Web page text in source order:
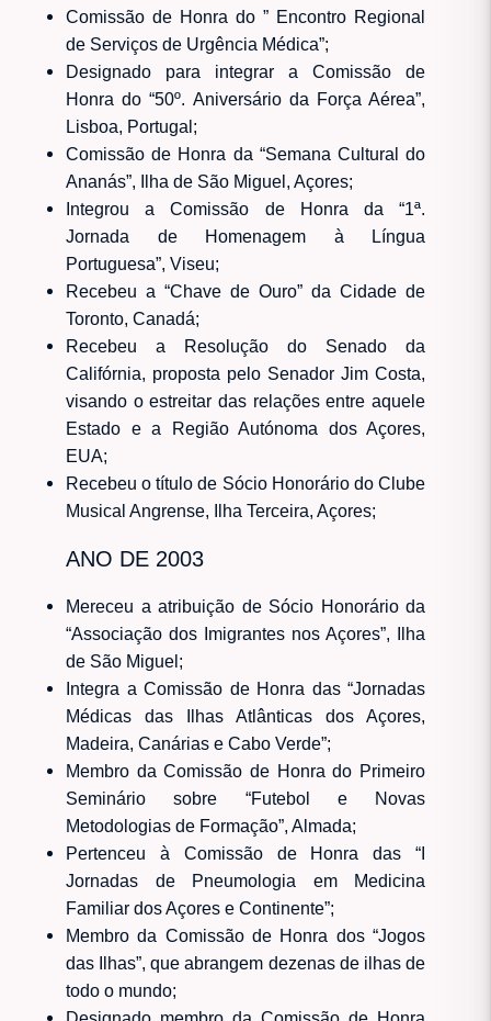
Comissão de Honra do ” Encontro Regional
de Serviços de Urgência Médica”;
Designado para integrar a Comissão de
Honra do “50º. Aniversário da Força Aérea”,
Lisboa, Portugal;
Comissão de Honra da “Semana Cultural do
Ananás”, Ilha de São Miguel, Açores;
Integrou a Comissão de Honra da “1ª.
Jornada de Homenagem à Língua
Portuguesa”, Viseu;
Recebeu a “Chave de Ouro” da Cidade de
Toronto, Canadá;
Recebeu a Resolução do Senado da
Califórnia, proposta pelo Senador Jim Costa,
visando o estreitar das relações entre aquele
Estado e a Região Autónoma dos Açores,
EUA;
Recebeu o título de Sócio Honorário do Clube
Musical Angrense, Ilha Terceira, Açores;
ANO DE 2003
Mereceu a atribuição de Sócio Honorário da
“Associação dos Imigrantes nos Açores”, Ilha
de São Miguel;
Integra a Comissão de Honra das “Jornadas
Médicas das Ilhas Atlânticas dos Açores,
Madeira, Canárias e Cabo Verde”;
Membro da Comissão de Honra do Primeiro
Seminário sobre “Futebol e Novas
Metodologias de Formação”, Almada;
Pertenceu à Comissão de Honra das “I
Jornadas de Pneumologia em Medicina
Familiar dos Açores e Continente”;
Membro da Comissão de Honra dos “Jogos
das Ilhas”, que abrangem dezenas de ilhas de
todo o mundo;